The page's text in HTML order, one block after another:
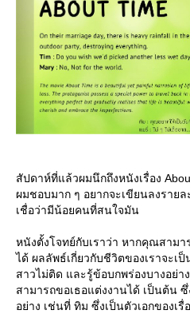
สัปดาห์ที่แล้วผมนึกถึงหนังเรื่อง
ผมชอบมาก ๆ อยากจะเขียนลงราย
เชื่อว่ามีน้อยคนที่สนใจมัน
หนังตั้งโจทย์กับเราว่า หากคุณสามา
ได้ ผลลัพธ์เกี่ยวกับชีวิตของเราจะเ
สาวไม่ติด และรู้ข้อบกพร่องบางอย่
สามารถขอเธอแต่งงานได้ เป็นต้น
อย่าง เช่นที่ ทิม ซึ่งเป็นตัวเอกของเรื่